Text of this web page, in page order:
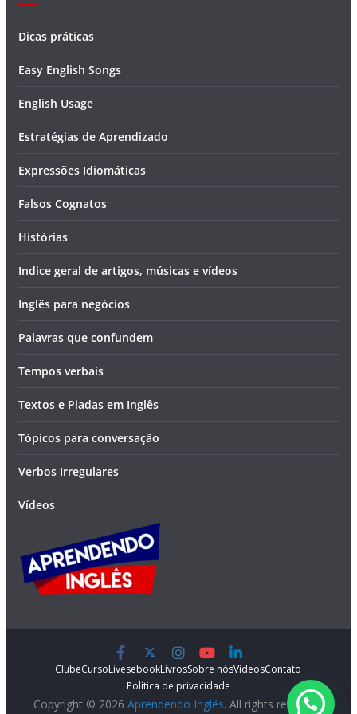
Dicas práticas
Easy English Songs
English Usage
Estratégias de Aprendizado
Expressões Idiomáticas
Falsos Cognatos
Histórias
Indice geral de artigos, músicas e vídeos
Inglês para negócios
Palavras que confundem
Tempos verbais
Textos e Piadas em Inglês
Tópicos para conversação
Verbos Irregulares
Vídeos
ClubeCursoLivesebookLivrosSobre nósVídeosContato
Política de privacidade
Copyright © 2026 Aprendendo Inglês. All rights reserved.